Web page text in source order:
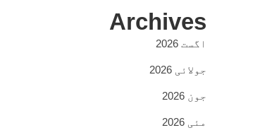
Archives
اگست 2026
جولائی 2026
جون 2026
مئی 2026